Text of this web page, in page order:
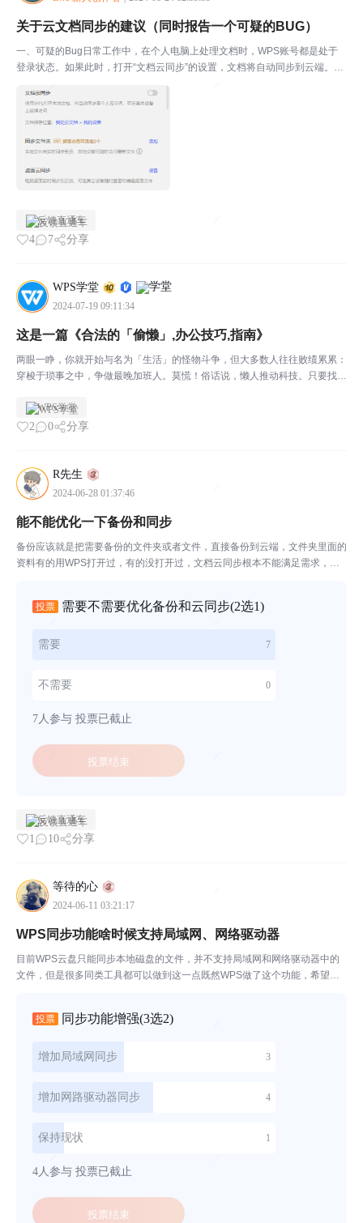
关于云文档同步的建议（同时报告一个可疑的BUG）
一、可疑的Bug日常工作中，在个人电脑上处理文档时，WPS账号都是处于
登录状态。如果此时，打开“文档云同步”的设置，文档将自动同步到云端。但
今日我发现我将上述设置关闭状态（如下图）后，打开本地表格文件（注：不
是云文档，而是存在本机上的文件。该文件在以前”文...
反馈直通车
4 7 分享
WPS学堂
2024-07-19 09:11:34
这是一篇《合法的「偷懒」,办公技巧,指南》
两眼一睁，你就开始与名为「生活」的怪物斗争，但大多数人往往败绩累累：
穿梭于琐事之中，争做最晚加班人。莫慌！俗话说，懒人推动科技。只要找准
事，就随 WPS君一起看下去吧！⬇️只有规划好今天要做...
WPS学堂
2 0 分享
R先生
2024-06-28 01:37:46
能不能优化一下备份和同步
备份应该就是把需要备份的文件夹或者文件，直接备份到云端，文件夹里面的
资料有的用WPS打开过，有的没打开过，文档云同步根本不能满足需求，文
投票
需要不需要优化备份和云同步(2选1)
需要 7
不需要 0
7人参与 投票已截止
投票结束
反馈直通车
1 10 分享
等待的心
2024-06-11 03:21:17
WPS同步功能啥时候支持局域网、网络驱动器
目前WPS云盘只能同步本地磁盘的文件，并不支持局域网和网络驱动器中的
文件，但是很多同类工具都可以做到这一点既然WPS做了这个功能，希望能
投票 同步功能增强(3选2)
增加局域网同步 3
增加网路驱动器同步 4
保持现状 1
4人参与 投票已截止
投票结束